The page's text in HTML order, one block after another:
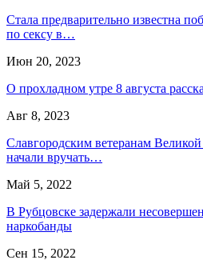
Стала предварительно известна
по сексу в…
Июн 20, 2023
О прохладном утре 8 августа
Авг 8, 2023
Славгородским ветеранам
начали вручать…
Май 5, 2022
В Рубцовске задержали
наркобанды
Сен 15, 2022